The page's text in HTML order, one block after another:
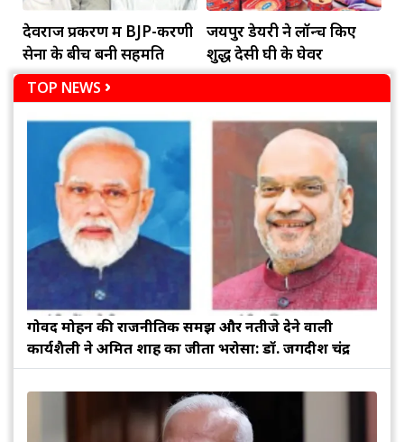
देवराज प्रकरण में BJP-करणी
सेना के बीच बनी सहमति
जयपुर डेयरी ने लॉन्च किए
शुद्ध देसी घी के घेवर
TOP NEWS
गोविंद मोहन की राजनीतिक समझ और नतीजे देने वाली
कार्यशैली ने अमित शाह का जीता भरोसा: डॉ. जगदीश चंद्र